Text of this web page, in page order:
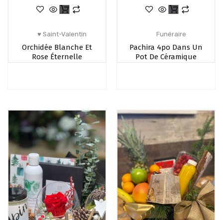
♥ Saint-Valentin
Orchidée Blanche Et
Rose Éternelle
Funéraire
Pachira 4po Dans Un
Pot De Céramique